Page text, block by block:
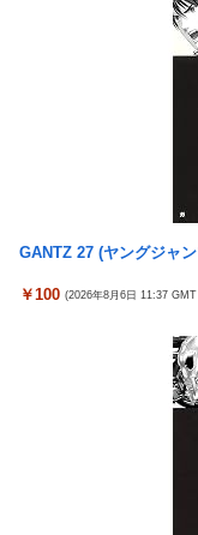
も。もっと素直に遊
れいわ新選組、党名
精神科に通院してる
金髪の人」を待合室
ミヤネ屋に出演した
【草】アル中「水飲
「こんな事になるんや
ザーがドン引き、
は……
演劇のせいで2人も無
【悲報】ライター「ち
死神のコスプレをし
【画像】コスプレイ
【悲報】福岡の電車
女さん、ワンピース
【日向坂46】 かほり
【画像】スト6に彗星
周囲の人「おい見ろ
けーｗ」一人焼肉ワ
ｗｗｗ
【悲報】ワンダンス
た」←アニメの当てつ
エアギアって再アニ
さとか大暮のセンスを
涌井秀章(40) 2.88 3勝
神谷玲子の新台は神
たり＝速さが段違い！
GANTZ 27 (ヤングジャ
￥100 (2026年8月6日 11:37